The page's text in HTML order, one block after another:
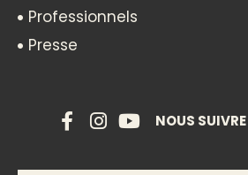
Professionnels
Presse
NOUS SUIVRE